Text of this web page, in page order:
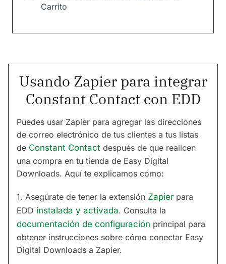
Carrito
Usando Zapier para integrar
Constant Contact con EDD
Puedes usar Zapier para agregar las direcciones
de correo electrónico de tus clientes a tus listas
de Constant Contact después de que realicen
una compra en tu tienda de Easy Digital
Downloads. Aquí te explicamos cómo:
1. Asegúrate de tener la extensión Zapier para
EDD instalada y activada. Consulta la
documentación de configuración principal para
obtener instrucciones sobre cómo conectar Easy
Digital Downloads a Zapier.